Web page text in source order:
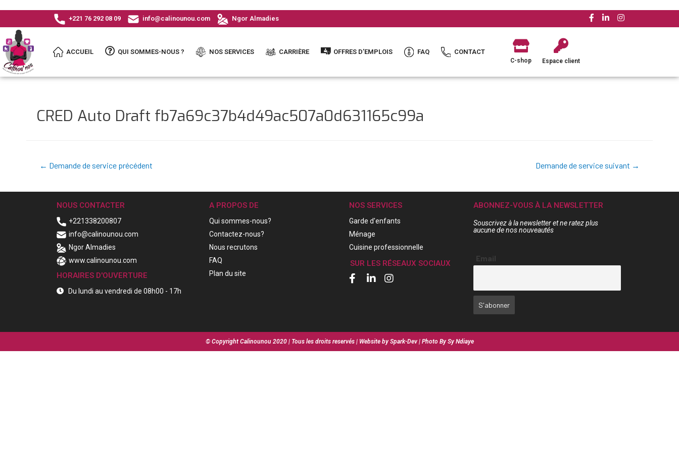
+221 76 292 08 09 info@calinounou.com Ngor Almadies
ACCUEIL QUI SOMMES-NOUS ? NOS SERVICES CARRIÈRE OFFRES D’EMPLOIS FAQ CONTACT
C-shop Espace client
CRED Auto Draft fb7a69c37b4d49ac507a0d631165c99a
← Demande de service précédent Demande de service suivant →
NOUS CONTACTER
+221338200807
info@calinounou.com
Ngor Almadies
www.calinounou.com
HORAIRES D'OUVERTURE
Du lundi au vendredi de 08h00 - 17h
A PROPOS DE
Qui sommes-nous?
Contactez-nous?
Nous recrutons
FAQ
Plan du site
NOS SERVICES
Garde d'enfants
Ménage
Cuisine professionnelle
SUR LES RÉSEAUX SOCIAUX
ABONNEZ-VOUS À LA NEWSLETTER
Souscrivez à la newsletter et ne ratez plus
aucune de nos nouveautés
Email
© Copyright Calinounou 2020 | Tous les droits reservés | Website by Spark-Dev | Photo By Sy Ndiaye